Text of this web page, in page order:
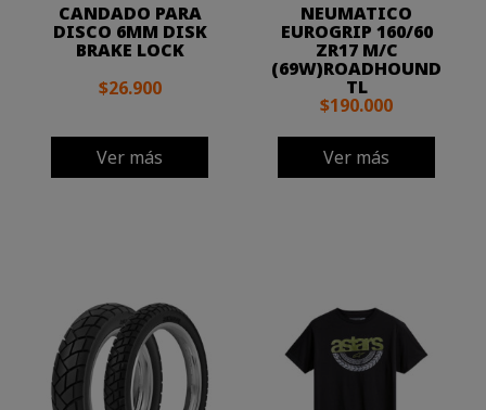
CANDADO PARA
DISCO 6MM DISK
BRAKE LOCK
$26.900
Ver más
NEUMATICO
EUROGRIP 160/60
ZR17 M/C
(69W)ROADHOUND
TL
$190.000
Ver más